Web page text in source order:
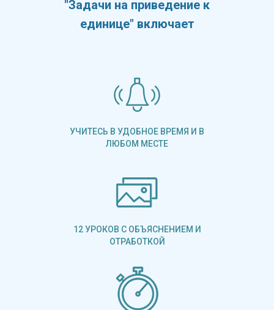
"Задачи на приведение к
единице" включает
12 УРОКОВ С ОБЪЯСНЕНИЕМ И
ОТРАБОТКОЙ
УЧИТЕСЬ В УДОБНОЕ ВРЕМЯ И В
ЛЮБОМ МЕСТЕ